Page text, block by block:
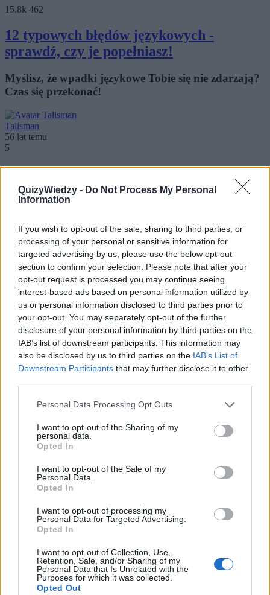
QuizyWiedzy - Do Not Process My Personal
Information
If you wish to opt-out of the sale, sharing to third parties, or
processing of your personal or sensitive information for
targeted advertising by us, please use the below opt-out
section to confirm your selection. Please note that after your
opt-out request is processed you may continue seeing
interest-based ads based on personal information utilized by
us or personal information disclosed to third parties prior to
your opt-out. You may separately opt-out of the further
disclosure of your personal information by third parties on the
IAB’s list of downstream participants. This information may
also be disclosed by us to third parties on the IAB’s List of
Downstream Participants that may further disclose it to other
Personal Data Processing Opt Outs
I want to opt-out of the Sharing of my
personal data.
Opted In
I want to opt-out of the Sale of my
Personal Data.
Opted In
I want to opt-out of processing my
Personal Data for Targeted Advertising.
Opted In
I want to opt-out of Collection, Use,
Retention, Sale, and/or Sharing of my
Personal Data that Is Unrelated with the
Purposes for which it was collected.
Opted Out
15.8k 462
12 typowych błędów językowych -
sprawdź, czy je popełniasz!
Myślisz, że wpadki językowe Tobie się nie zdarzają?
Czas się przekonać!
Talisman
56 lat temu
5
9.6k 442
Co tutaj NIE pasuje?
jedna, która nie pasuje do pozostałych. Czy będ...
CrissCross
56 lat temu
441
Jesteś intelektualnym mocarzem... czy
raczej słabeuszem?
Wieczny Student
56 lat temu
426
15 pytań z kultury, na które wypada znać
odpowiedź
życzenia powodzenia będą Ci potrzebne? :)
Mała Mi